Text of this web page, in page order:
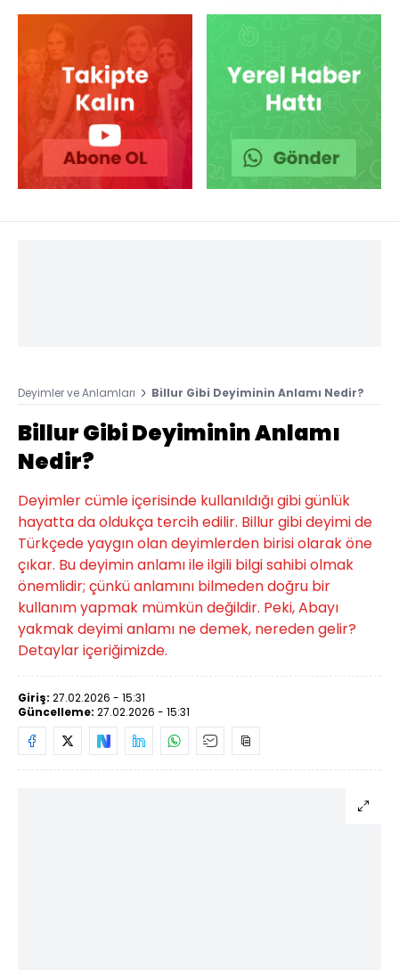
Deyimler ve Anlamları Billur Gibi Deyiminin Anlamı Nedir?
Billur Gibi Deyiminin Anlamı
Nedir?
Deyimler cümle içerisinde kullanıldığı gibi günlük
hayatta da oldukça tercih edilir. Billur gibi deyimi de
Türkçede yaygın olan deyimlerden birisi olarak öne
çıkar. Bu deyimin anlamı ile ilgili bilgi sahibi olmak
önemlidir; çünkü anlamını bilmeden doğru bir
kullanım yapmak mümkün değildir. Peki, Abayı
yakmak deyimi anlamı ne demek, nereden gelir?
Detaylar içeriğimizde.
Giriş: 27.02.2026 - 15:31
Güncelleme: 27.02.2026 - 15:31